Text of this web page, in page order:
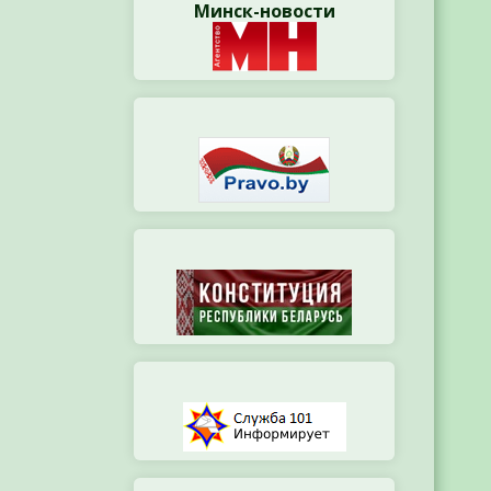
Минск-новости